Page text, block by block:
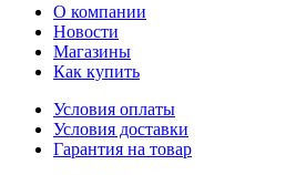
О компании
Новости
Магазины
Как купить
Условия оплаты
Условия доставки
Гарантия на товар